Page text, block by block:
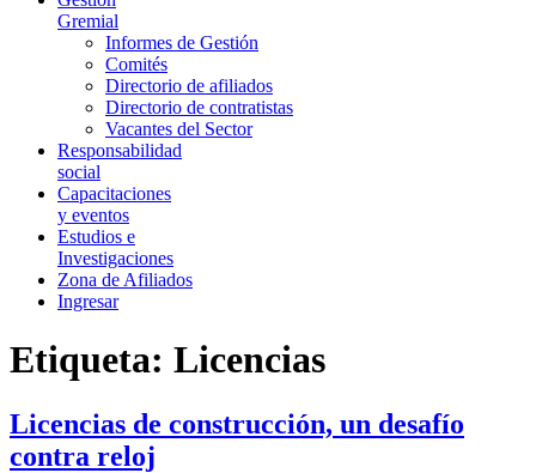
Gremial
Informes de Gestión
Comités
Directorio de afiliados
Directorio de contratistas
Vacantes del Sector
Responsabilidad
social
Capacitaciones
y eventos
Estudios e
Investigaciones
Zona de Afiliados
Ingresar
Etiqueta: Licencias
Licencias de construcción, un desafío
contra reloj